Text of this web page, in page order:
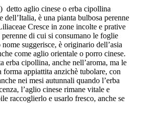
detto aglio cinese o erba cipollina
dell’Italia, è una pianta bulbosa perenne
Cresce in zone incolte e prative
di cui si consumano le foglie
suggerisce, è originario dell’asia
come aglio orientale o porro cinese.
erba cipollina, anche nell’aroma, ma le
forma appiattita anzichè tubolare, con
nei mesi autunnali quando l’erba
l’aglio cinese rimane vitale e
raccoglierlo e usarlo fresco, anche se